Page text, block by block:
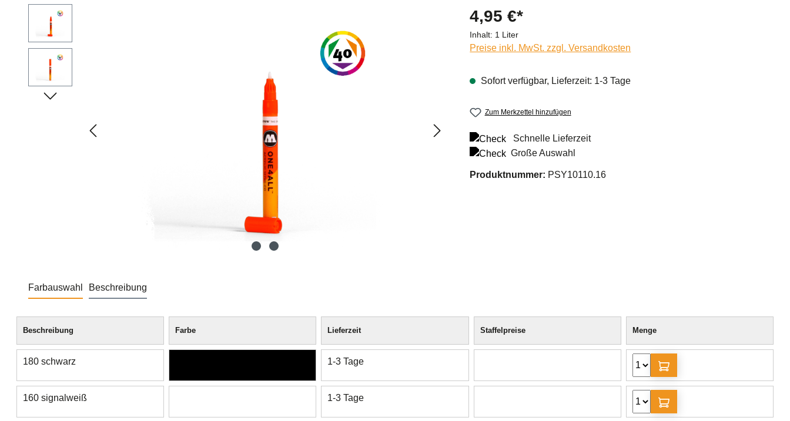
Bildergalerie überspringen 4,95 €*
Inhalt: 1 Liter
Preise inkl. MwSt. zzgl. Versandkosten
Sofort verfügbar, Lieferzeit: 1-3 Tage
Zum Merkzettel hinzufügen
Schnelle Lieferzeit
Große Auswahl
Produktnummer: PSY10110.16
Farbauswahl Beschreibung
Beschreibung Farbe Lieferzeit Staffelpreise Menge
180 schwarz 1-3 Tage
160 signalweiß 1-3 Tage